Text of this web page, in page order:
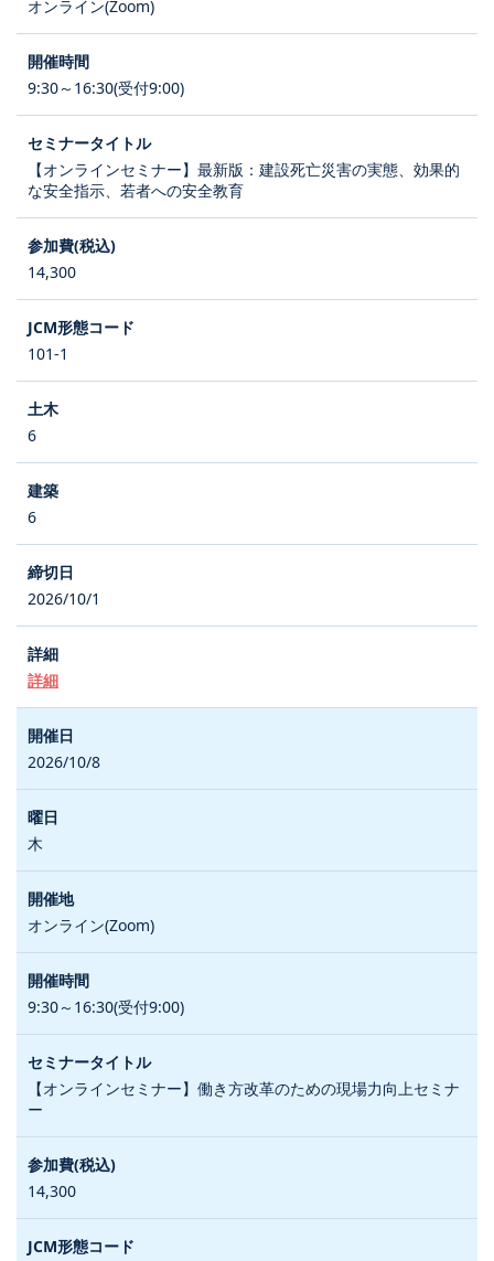
オンライン(Zoom)
9:30～16:30(受付9:00)
【オンラインセミナー】最新版：建設死亡災害の実態、効果的
な安全指示、若者への安全教育
14,300
101-1
6
6
2026/10/1
詳細
2026/10/8
木
オンライン(Zoom)
9:30～16:30(受付9:00)
【オンラインセミナー】働き方改革のための現場力向上セミナ
ー
14,300